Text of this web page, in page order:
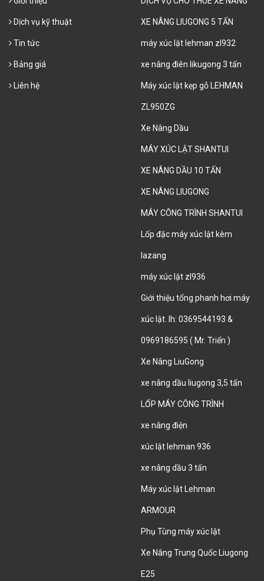
Dịch vụ kỹ thuật
Tin tức
Bảng giá
Liên hệ
XE NÂNG LIUGONG 5 TẤN
máy xúc lật lehman zl932
xe nâng điên likugong 3 tấn
Máy xúc lật kẹp gỗ LEHMAN
ZL950ZG
Xe Nâng Dầu
MÁY XÚC LẬT SHANTUI
XE NÂNG DẦU 10 TẤN
XE NÂNG LIUGONG
MÁY CÔNG TRÌNH SHANTUI
Lốp đặc máy xúc lật kèm
lazang
máy xúc lật zl936
Giới thiệu tổng phanh hơi máy
xúc lật. lh: 0369544193 &
0969186595 ( Mr. Triển )
Xe Nâng LiuGong
xe nâng dầu liugong 3,5 tấn
LỐP MÁY CÔNG TRÌNH
xe nâng điện
xúc lật lehman 936
xe nâng dầu 3 tấn
Máy xúc lật Lehman
ARMOUR
Phụ Tùng máy xúc lật
Xe Nâng Trung Quốc Liugong
E25